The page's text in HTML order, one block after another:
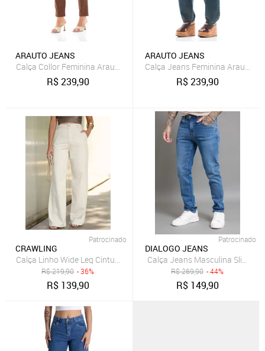
ARAUTO JEANS
Calça Collor Feminina Arauto Slouchy
R$239,90
ARAUTO JEANS
Calça Jeans Feminina Arauto
R$239,90
Patrocinado
CRAWLING
Calça Linho Wide Leg Cintura Alta Feminina
R$219,90 - 36%
R$ 139,90
Patrocinado
DIALOGO JEANS
Calça Jeans Masculina Slim Fit
R$269,90 - 44%
R$ 149,90